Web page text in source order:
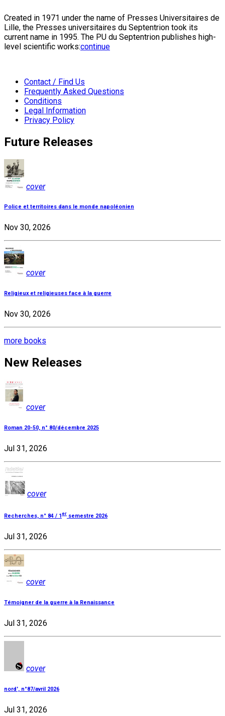
Created in 1971 under the name of Presses Universitaires de
Lille, the Presses universitaires du Septentrion took its
current name in 1995. The PU du Septentrion publishes high-
level scientific works:continue
Contact / Find Us
Frequently Asked Questions
Conditions
Legal Information
Privacy Policy
Future Releases
cover
Police et territoires dans le monde napoléonien
Nov 30, 2026
cover
Religieux et religieuses face à la guerre
Nov 30, 2026
more books
New Releases
cover
Roman 20-50, n° 80/décembre 2025
Jul 31, 2026
cover
Recherches, n° 84 / 1er semestre 2026
Jul 31, 2026
cover
Témoigner de la guerre à la Renaissance
Jul 31, 2026
cover
nord', n°87/avril 2026
Jul 31, 2026